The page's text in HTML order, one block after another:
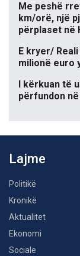
Me peshë
km/orë, një
përplaset në
E kryer/
milionë euro
I kërkuan të
përfundon
Lajme
Politikë
Kronikë
Aktualitet
Ekonomi
Sociale